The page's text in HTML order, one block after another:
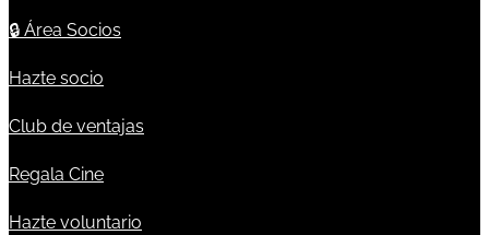
🔒 Área Socios
Hazte socio
Club de ventajas
Regala Cine
Hazte voluntario